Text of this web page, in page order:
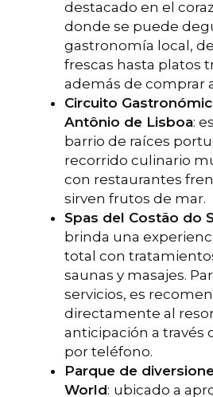
destacado en el
donde se puede
gastronomía local,
frescas hasta platos
además de comprar
Circuito
Antônio de Lisboa:
barrio de raíces
recorrido culinario
con restaurantes
sirven frutos de mar.
Spas del Costão do
brinda una
total con
saunas y masajes.
servicios, es
directamente al
anticipación a través
por teléfono.
Parque de
World: ubicado a